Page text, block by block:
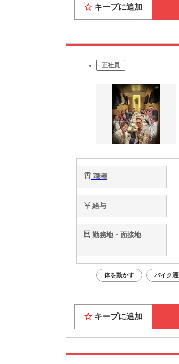
キープに追加
正社員
職種
給与
勤務地・面接地
体を動かす バイク
キープに追加